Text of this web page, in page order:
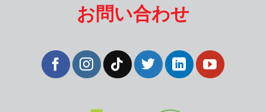
お問い合わせ